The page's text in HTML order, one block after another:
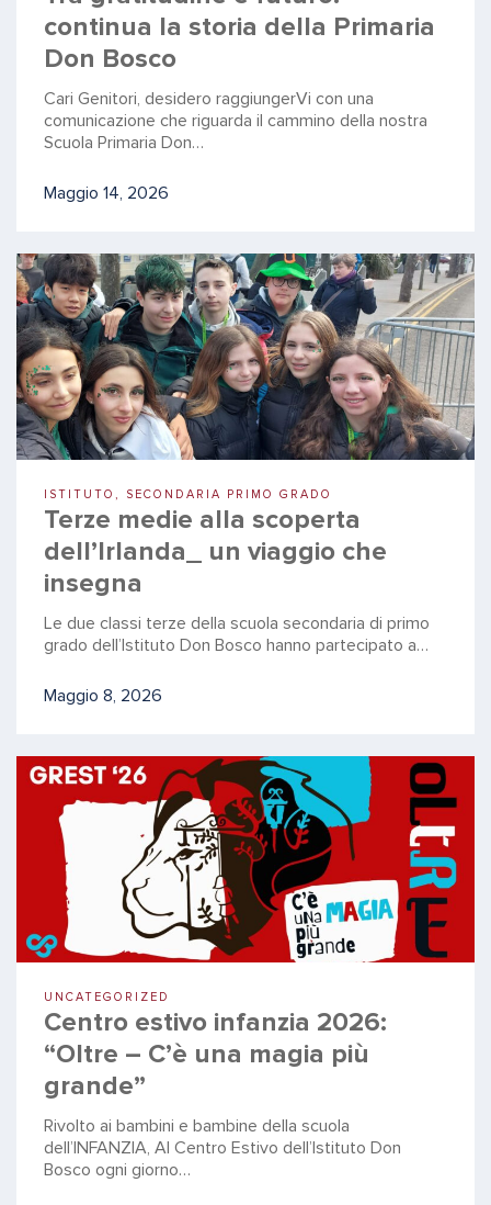
continua la storia della Primaria
Don Bosco
Cari Genitori, desidero raggiungerVi con una
comunicazione che riguarda il cammino della nostra
Scuola Primaria Don…
Maggio 14, 2026
ISTITUTO, SECONDARIA PRIMO GRADO
Terze medie alla scoperta
dell’Irlanda_ un viaggio che
insegna
Le due classi terze della scuola secondaria di primo
grado dell’Istituto Don Bosco hanno partecipato a…
Maggio 8, 2026
UNCATEGORIZED
Centro estivo infanzia 2026:
“Oltre – C’è una magia più
grande”
Rivolto ai bambini e bambine della scuola
dell’INFANZIA, Al Centro Estivo dell’Istituto Don
Bosco ogni giorno…